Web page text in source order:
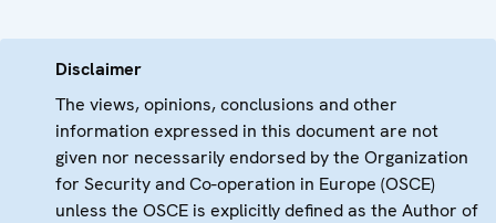
Disclaimer
The views, opinions, conclusions and other
information expressed in this document are not
given nor necessarily endorsed by the Organization
for Security and Co-operation in Europe (OSCE)
unless the OSCE is explicitly defined as the Author of